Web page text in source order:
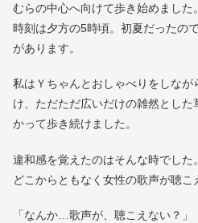
むらの中心へ向けて歩き始めました。
時刻は夕方の5時頃。初夏だったの
があります。
私はＹちゃんとおしゃべりをしな
け、ただただ広いだけの雑然とし
かって歩き続けました。
違和感を覚えたのはそんな時でした。
どこからともなく女性の歌声が聴こ
「なんか…歌声が、聴こえない？」